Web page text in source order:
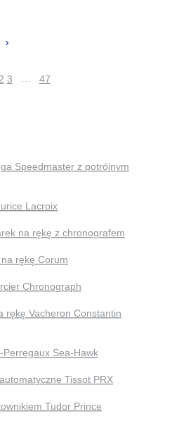
3 … 47
Speedmaster z potrójnym
Lacroix
na rękę z chronografem
rękę Corum
Chronograph
rękę Vacheron Constantin
Sea-Hawk
Tissot PRX
Tudor Prince